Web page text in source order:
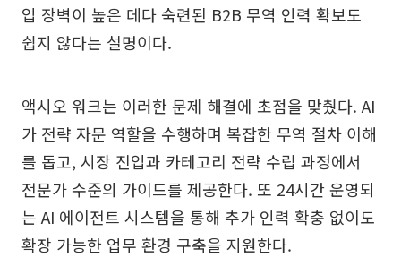
입 장벽이 높은 데다 숙련된 B2B 무역 인력 확보도
쉽지 않다는 설명이다.
액시오 워크는 이러한 문제 해결에 초점을 맞췄다. AI
가 전략 자문 역할을 수행하며 복잡한 무역 절차 이해
를 돕고, 시장 진입과 카테고리 전략 수립 과정에서
전문가 수준의 가이드를 제공한다. 또 24시간 운영되
는 AI 에이전트 시스템을 통해 추가 인력 확충 없이도
확장 가능한 업무 환경 구축을 지원한다.